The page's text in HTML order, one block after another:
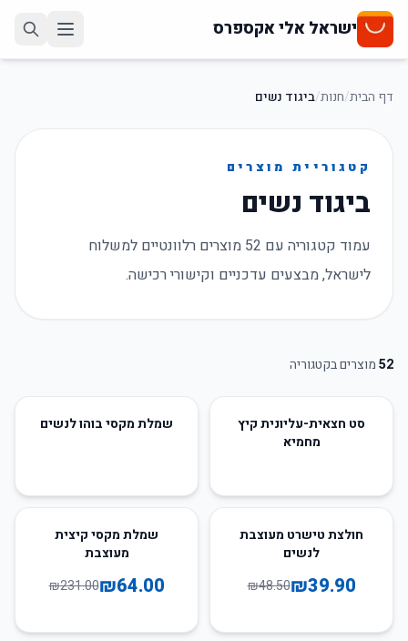
ישראל אלי אקספרס
דף הבית/חנות/ביגוד נשים
קטגוריית מוצרים
ביגוד נשים
עמוד קטגוריה עם 52 מוצרים רלוונטיים למשלוח
לישראל, מבצעים עדכניים וקישורי רכישה.
52מוצרים בקטגוריה
סט חצאית-עליונית קיץ
מחמיא
שמלת מקסי בוהו לנשים
18
חולצת טישרט מעוצבת
לנשים
₪39.90
₪48.50
שמלת מקסי קיצית
מעוצבת
₪64.00
₪231.00